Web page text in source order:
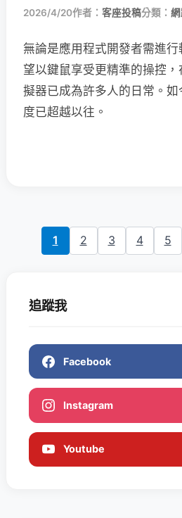
2026/4/20作者： 客座投稿分類：
無論是應用程式開發者需進
望以鍵鼠享受更精準的操控
擬器已成為許多人的日常。
度已超越以往。
1 2 3 4 5
追蹤我
Facebook
Instagram
Youtube